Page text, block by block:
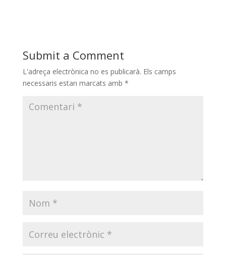
Submit a Comment
L'adreça electrònica no es publicarà. Els camps
necessaris estan marcats amb *